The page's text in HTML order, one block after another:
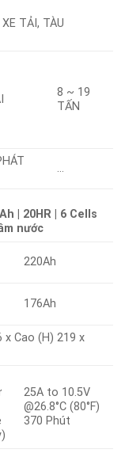
TẢI, TÀU
8 ~ 19
TẤN
…
| 20HR | 6 Cells
nước
220Ah
176Ah
x Cao (H) 219 x
25A to 10.5V
@26.8°C (80°F)
370 Phút